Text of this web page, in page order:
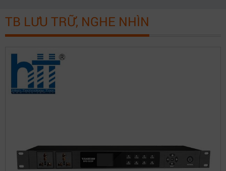
TB LƯU TRỮ, NGHE NHÌN